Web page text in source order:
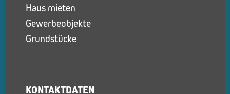
Haus mieten
Gewerbeobjekte
Grundstücke
KONTAKTDATEN